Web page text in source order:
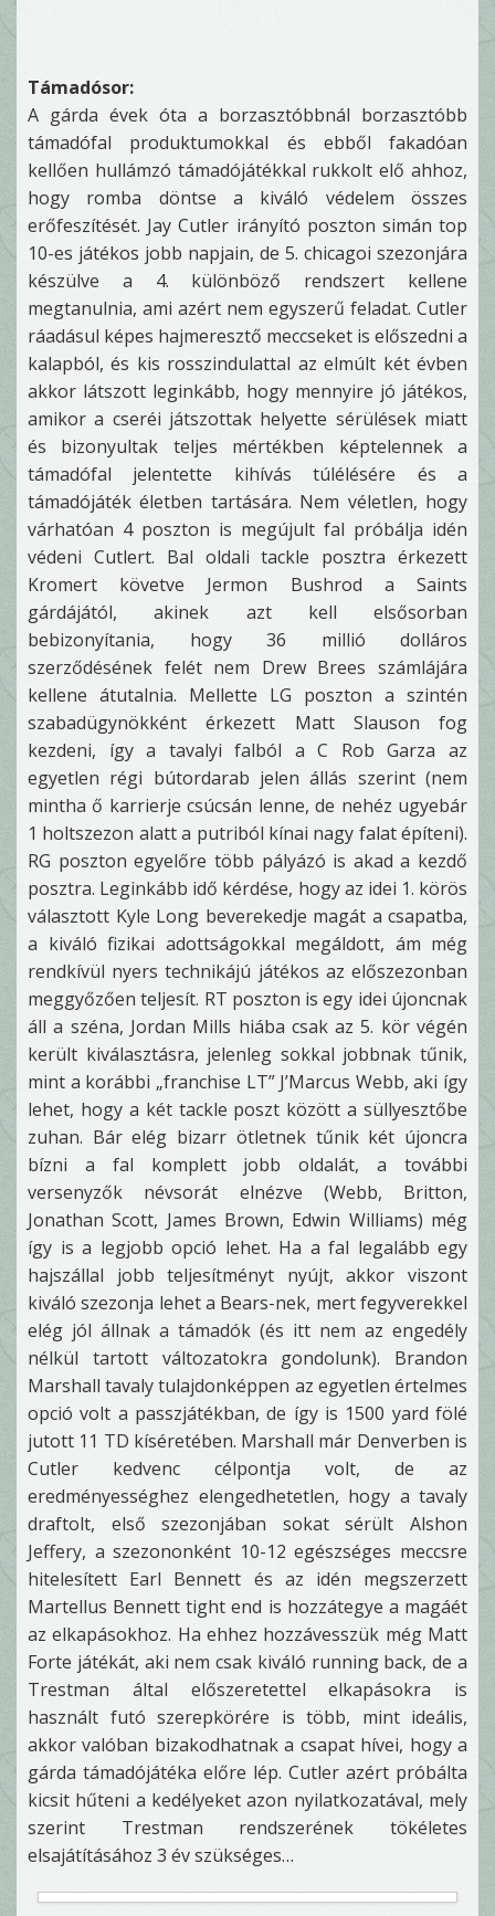
Támadósor:
A gárda évek óta a borzasztóbbnál borzasztóbb
támadófal produktumokkal és ebből fakadóan
kellően hullámzó támadójátékkal rukkolt elő ahhoz,
hogy romba döntse a kiváló védelem összes
erőfeszítését. Jay Cutler irányító poszton simán top
10-es játékos jobb napjain, de 5. chicagoi szezonjára
készülve a 4. különböző rendszert kellene
megtanulnia, ami azért nem egyszerű feladat. Cutler
ráadásul képes hajmeresztő meccseket is előszedni a
kalapból, és kis rosszindulattal az elmúlt két évben
akkor látszott leginkább, hogy mennyire jó játékos,
amikor a cseréi játszottak helyette sérülések miatt
és bizonyultak teljes mértékben képtelennek a
támadófal jelentette kihívás túlélésére és a
támadójáték életben tartására. Nem véletlen, hogy
várhatóan 4 poszton is megújult fal próbálja idén
védeni Cutlert. Bal oldali tackle posztra érkezett
Kromert követve Jermon Bushrod a Saints
gárdájától, akinek azt kell elsősorban
bebizonyítania, hogy 36 millió dolláros
szerződésének felét nem Drew Brees számlájára
kellene átutalnia. Mellette LG poszton a szintén
szabadügynökként érkezett Matt Slauson fog
kezdeni, így a tavalyi falból a C Rob Garza az
egyetlen régi bútordarab jelen állás szerint (nem
mintha ő karrierje csúcsán lenne, de nehéz ugyebár
1 holtszezon alatt a putriból kínai nagy falat építeni).
RG poszton egyelőre több pályázó is akad a kezdő
posztra. Leginkább idő kérdése, hogy az idei 1. körös
választott Kyle Long beverekedje magát a csapatba,
a kiváló fizikai adottságokkal megáldott, ám még
rendkívül nyers technikájú játékos az előszezonban
meggyőzően teljesít. RT poszton is egy idei újoncnak
áll a széna, Jordan Mills hiába csak az 5. kör végén
került kiválasztásra, jelenleg sokkal jobbnak tűnik,
mint a korábbi „franchise LT” J’Marcus Webb, aki így
lehet, hogy a két tackle poszt között a süllyesztőbe
zuhan. Bár elég bizarr ötletnek tűnik két újoncra
bízni a fal komplett jobb oldalát, a további
versenyzők névsorát elnézve (Webb, Britton,
Jonathan Scott, James Brown, Edwin Williams) még
így is a legjobb opció lehet. Ha a fal legalább egy
hajszállal jobb teljesítményt nyújt, akkor viszont
kiváló szezonja lehet a Bears-nek, mert fegyverekkel
elég jól állnak a támadók (és itt nem az engedély
nélkül tartott változatokra gondolunk). Brandon
Marshall tavaly tulajdonképpen az egyetlen értelmes
opció volt a passzjátékban, de így is 1500 yard fölé
jutott 11 TD kíséretében. Marshall már Denverben is
Cutler kedvenc célpontja volt, de az
eredményességhez elengedhetetlen, hogy a tavaly
draftolt, első szezonjában sokat sérült Alshon
Jeffery, a szezononként 10-12 egészséges meccsre
hitelesített Earl Bennett és az idén megszerzett
Martellus Bennett tight end is hozzátegye a magáét
az elkapásokhoz. Ha ehhez hozzávesszük még Matt
Forte játékát, aki nem csak kiváló running back, de a
Trestman által előszeretettel elkapásokra is
használt futó szerepkörére is több, mint ideális,
akkor valóban bizakodhatnak a csapat hívei, hogy a
gárda támadójátéka előre lép. Cutler azért próbálta
kicsit hűteni a kedélyeket azon nyilatkozatával, mely
szerint Trestman rendszerének tökéletes
elsajátításához 3 év szükséges…